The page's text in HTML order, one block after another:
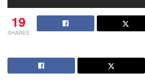
19
SHARES